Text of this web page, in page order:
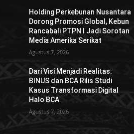
Holding Perkebunan Nusantara
Dorong Promosi Global, Kebun
Rancabali PTPN I Jadi Sorotan
Media Amerika Serikat
Agustus 7, 2026
Dari Visi Menjadi Realitas:
BINUS dan BCA Rilis Studi
Kasus Transformasi Digital
Halo BCA
Agustus 7, 2026